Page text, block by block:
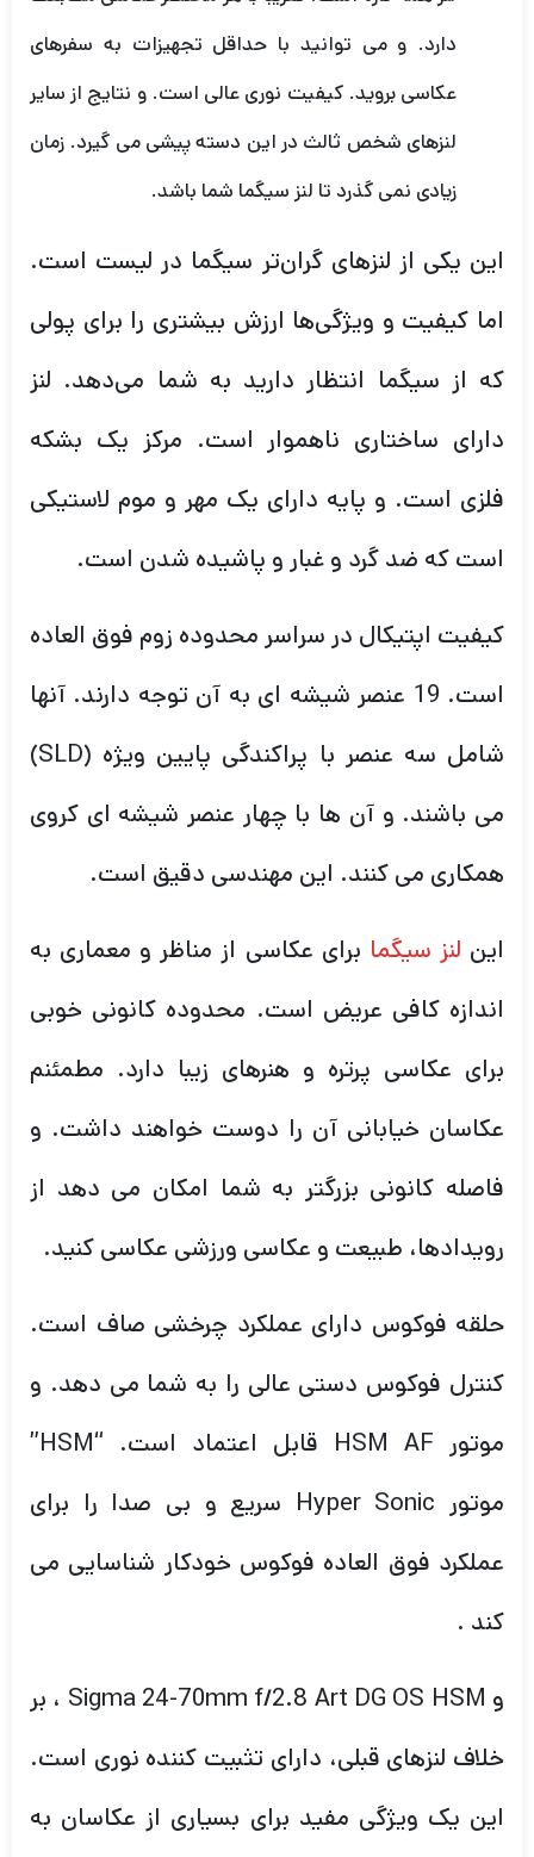
دارد. و می توانید با حداقل تجهیزات به سفرهای
عکاسی بروید. کیفیت نوری عالی است. و نتایج از سایر
لنزهای شخص ثالث در این دسته پیشی می گیرد. زمان
زیادی نمی گذرد تا لنز سیگما شما باشد.
این یکی از لنزهای گران‌تر سیگما در لیست است.
اما کیفیت و ویژگی‌ها ارزش بیشتری را برای پولی
که از سیگما انتظار دارید به شما می‌دهد. لنز
دارای ساختاری ناهموار است. مرکز یک بشکه
فلزی است. و پایه دارای یک مهر و موم لاستیکی
است که ضد گرد و غبار و پاشیده شدن است.
کیفیت اپتیکال در سراسر محدوده زوم فوق العاده
است. 19 عنصر شیشه ای به آن توجه دارند. آنها
شامل سه عنصر با پراکندگی پایین ویژه (SLD)
می باشند. و آن ها با چهار عنصر شیشه ای کروی
همکاری می کنند. این مهندسی دقیق است.
این لنز سیگما برای عکاسی از مناظر و معماری به
اندازه کافی عریض است. محدوده کانونی خوبی
برای عکاسی پرتره و هنرهای زیبا دارد. مطمئنم
عکاسان خیابانی آن را دوست خواهند داشت. و
فاصله کانونی بزرگتر به شما امکان می دهد از
رویدادها، طبیعت و عکاسی ورزشی عکاسی کنید.
حلقه فوکوس دارای عملکرد چرخشی صاف است.
کنترل فوکوس دستی عالی را به شما می دهد. و
موتور HSM AF قابل اعتماد است. “HSM”
موتور Hyper Sonic سریع و بی صدا را برای
عملکرد فوق العاده فوکوس خودکار شناسایی می
کند .
و Sigma 24-70mm f/2.8 Art DG OS HSM ، بر
خلاف لنزهای قبلی، دارای تثبیت کننده نوری است.
این یک ویژگی مفید برای بسیاری از عکاسان به